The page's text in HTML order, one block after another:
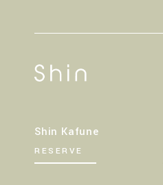
Shin Kafune
RESERVE